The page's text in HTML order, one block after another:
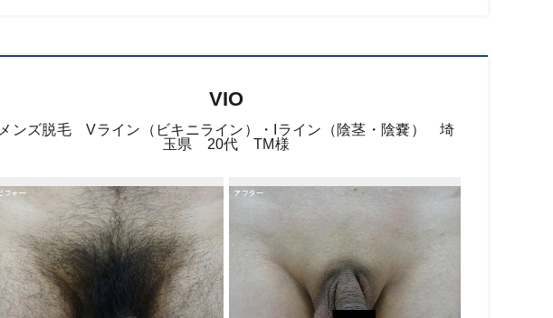
VIO
メンズ脱毛 Vライン（ビキニライン）・Iライン（陰茎・陰嚢） 埼
玉県 20代 TM様